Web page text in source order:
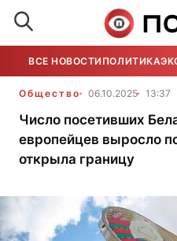
ВСЕ НОВОСТИ ПОЛИТИКА
Общество 06.10.2025 13:37
Число посетивших
европейцев выросло
открыла границу